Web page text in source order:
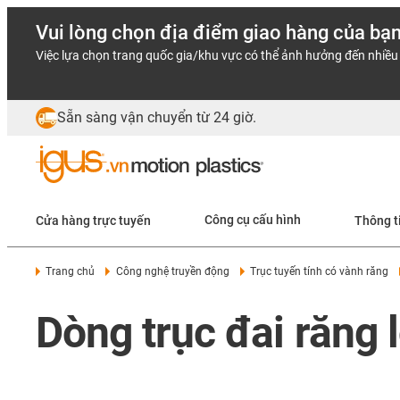
Vui lòng chọn địa điểm giao hàng của
Việc lựa chọn trang quốc gia/khu vực có thể ảnh hưởng đến
Sẵn sàng vận chuyển từ 24 giờ.
Cửa hàng trực tuyến Công cụ cấu hình Thông
Trang chủ Công nghệ truyền động Trục tuyến tính có vành răng
Dòng trục đai răng